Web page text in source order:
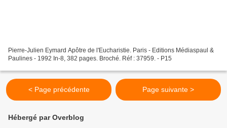
Pierre-Julien Eymard Apôtre de l'Eucharistie. Paris - Editions Médiaspaul &
Paulines - 1992 In-8, 382 pages. Broché. Réf : 37959. - P15
< Page précédente Page suivante >
Hébergé par Overblog